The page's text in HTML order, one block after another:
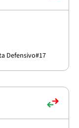
Defensivo#17